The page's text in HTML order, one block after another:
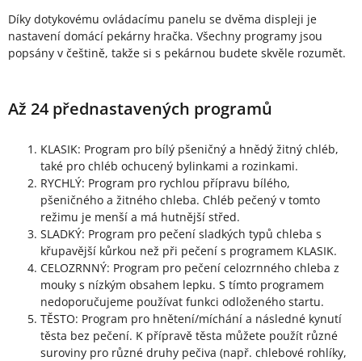
Díky dotykovému ovládacímu panelu se dvěma displeji je
nastavení domácí pekárny hračka. Všechny programy jsou
popsány v češtině, takže si s pekárnou budete skvěle rozumět.
Až 24 přednastavených programů
KLASIK: Program pro bílý pšeničný a hnědý žitný chléb,
také pro chléb ochucený bylinkami a rozinkami.
RYCHLÝ: Program pro rychlou přípravu bílého,
pšeničného a žitného chleba. Chléb pečený v tomto
režimu je menší a má hutnější střed.
SLADKÝ: Program pro pečení sladkých typů chleba s
křupavější kůrkou než při pečení s programem KLASIK.
CELOZRNNÝ: Program pro pečení celozrnného chleba z
mouky s nízkým obsahem lepku. S tímto programem
nedoporučujeme používat funkci odloženého startu.
TĚSTO: Program pro hnětení/míchání a následné kynutí
těsta bez pečení. K přípravě těsta můžete použít různé
suroviny pro různé druhy pečiva (např. chlebové rohlíky,